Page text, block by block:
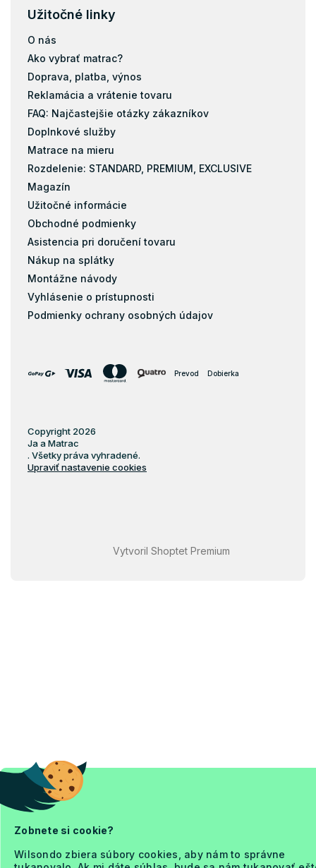
Zobnete si cookie?
Wilsondo zbiera súbory cookies, aby nám to správne
Užitočné linky
O nás
Ako vybrať matrac?
Doprava, platba, výnos
Reklamácia a vrátenie tovaru
FAQ: Najčastejšie otázky zákazníkov
Doplnkové služby
Matrace na mieru
Rozdelenie: STANDARD, PREMIUM, EXCLUSIVE
Magazín
Užitočné informácie
Obchodné podmienky
Asistencia pri doručení tovaru
Nákup na splátky
Montážne návody
Vyhlásenie o prístupnosti
Podmienky ochrany osobných údajov
Prevod Dobierka
Vytvoril Shoptet Premium
Copyright 2026
Ja a Matrac
. Všetky práva vyhradené.
Upraviť nastavenie cookies